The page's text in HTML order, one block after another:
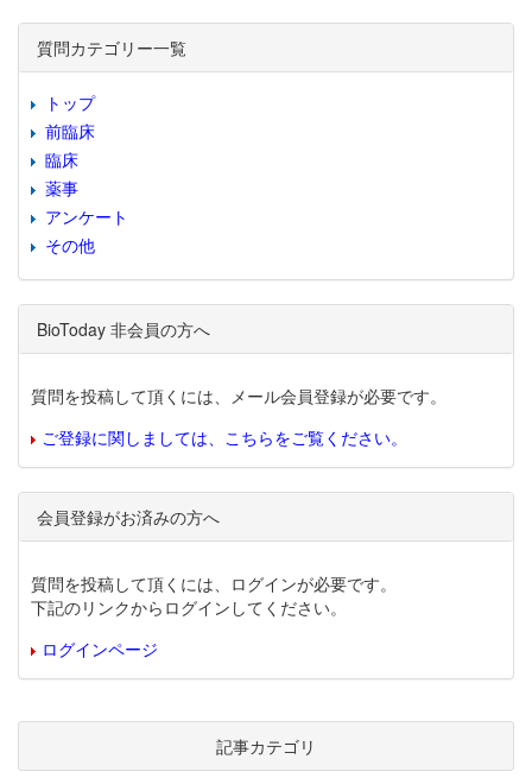
質問カテゴリー一覧
トップ
前臨床
臨床
薬事
アンケート
その他
BioToday 非会員の方へ
質問を投稿して頂くには、メール会員登録が必要です。
ご登録に関しましては、こちらをご覧ください。
会員登録がお済みの方へ
質問を投稿して頂くには、ログインが必要です。
下記のリンクからログインしてください。
ログインページ
記事カテゴリ